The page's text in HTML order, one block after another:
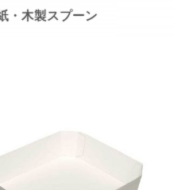
木製スプーン